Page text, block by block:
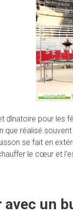
pour les
réalisé
se fait en
le cœur et
un